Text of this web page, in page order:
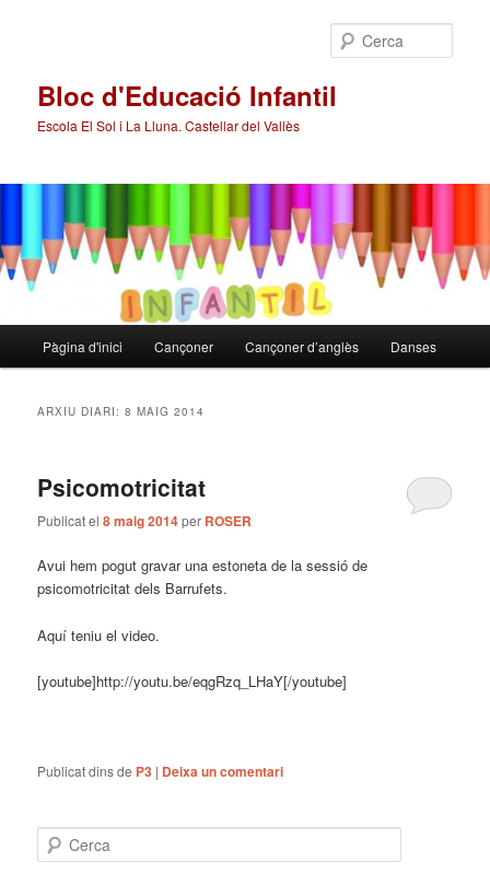
Bloc d'Educació Infantil
Escola El Sol i La Lluna. Castellar del Vallès
principal
Aneu
principal
Aneu
secundari
Pàgina d'inici Cançoner Cançoner d’anglès Danses
ARXIU DIARI:8 MAIG 2014
Psicomotricitat
Publicat el8 maig 2014per ROSER
Avui hem pogut gravar una estoneta de la sessió de
psicomotricitat dels Barrufets.
Aquí teniu el video.
[youtube]http://youtu.be/eqgRzq_LHaY[/youtube]
Publicat dins de P3 | Deixa un comentari
e